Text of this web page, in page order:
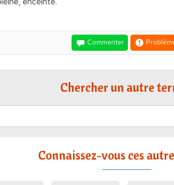
Commenter
Chercher un autre
Connaissez-vous ces